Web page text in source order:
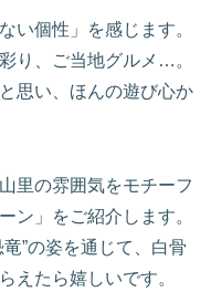
い個性」を感じます。
り、ご当地グルメ…。
思い、ほんの遊び心か
里の雰囲気をモチーフ
ン」をご紹介します。
”の姿を通じて、白骨
えたら嬉しいです。